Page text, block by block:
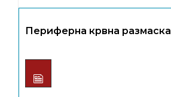
Периферна крвна размаска